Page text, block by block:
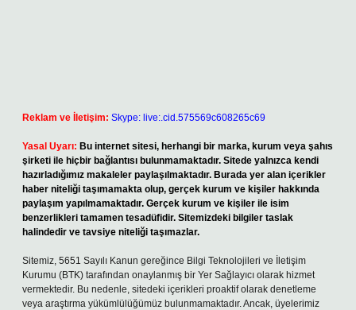
Reklam ve İletişim: Skype: live:.cid.575569c608265c69
Yasal Uyarı: Bu internet sitesi, herhangi bir marka, kurum veya şahıs
şirketi ile hiçbir bağlantısı bulunmamaktadır. Sitede yalnızca kendi
hazırladığımız makaleler paylaşılmaktadır. Burada yer alan içerikler
haber niteliği taşımamakta olup, gerçek kurum ve kişiler hakkında
paylaşım yapılmamaktadır. Gerçek kurum ve kişiler ile isim
benzerlikleri tamamen tesadüfidir. Sitemizdeki bilgiler taslak
halindedir ve tavsiye niteliği taşımazlar.
Sitemiz, 5651 Sayılı Kanun gereğince Bilgi Teknolojileri ve İletişim
Kurumu (BTK) tarafından onaylanmış bir Yer Sağlayıcı olarak hizmet
vermektedir. Bu nedenle, sitedeki içerikleri proaktif olarak denetleme
veya araştırma yükümlülüğümüz bulunmamaktadır. Ancak, üyelerimiz